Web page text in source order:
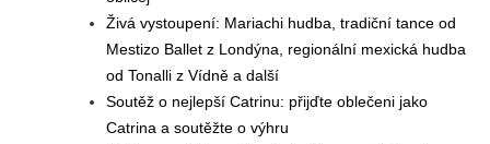
Živá vystoupení: Mariachi hudba, tradiční tance od
Mestizo Ballet z Londýna, regionální mexická hudba
od Tonalli z Vídně a další
Soutěž o nejlepší Catrinu: přijďte oblečeni jako
Catrina a soutěžte o výhru